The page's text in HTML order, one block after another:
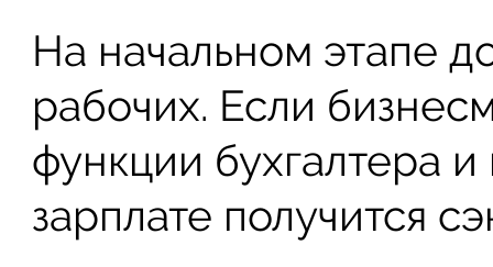
На начальном этапе
рабочих. Если
функции бухгалтера
зарплате получится